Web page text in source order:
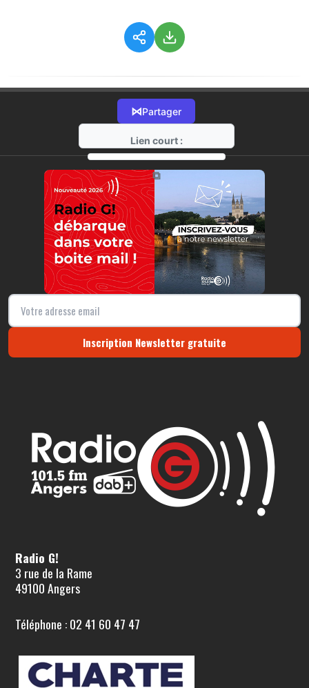
⋈Partager
Lien court :
https://radio-g.fr?18148
⧉
Inscription Newsletter gratuite
Radio G!
3 rue de la Rame
49100 Angers
Téléphone : 02 41 60 47 47